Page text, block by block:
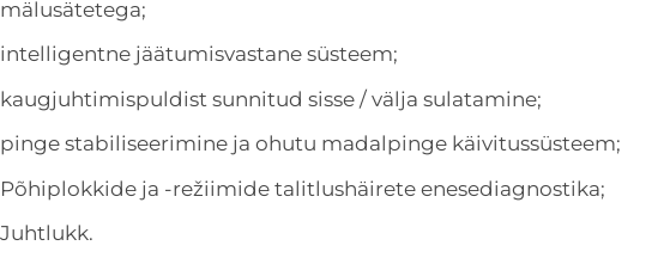
mälusätetega;
intelligentne jäätumisvastane süsteem;
kaugjuhtimispuldist sunnitud sisse / välja sulatamine;
pinge stabiliseerimine ja ohutu madalpinge käivitussüsteem;
Põhiplokkide ja -režiimide talitlushäirete enesediagnostika;
Juhtlukk.